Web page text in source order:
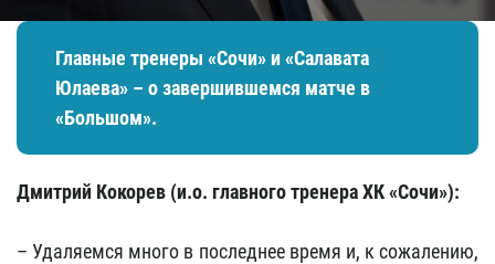
Главные тренеры «Сочи» и «Салавата
Юлаева» – о завершившемся матче в
«Большом».
Дмитрий Кокорев (и.о. главного тренера ХК «Сочи»):
– Удаляемся много в последнее время и, к сожалению,